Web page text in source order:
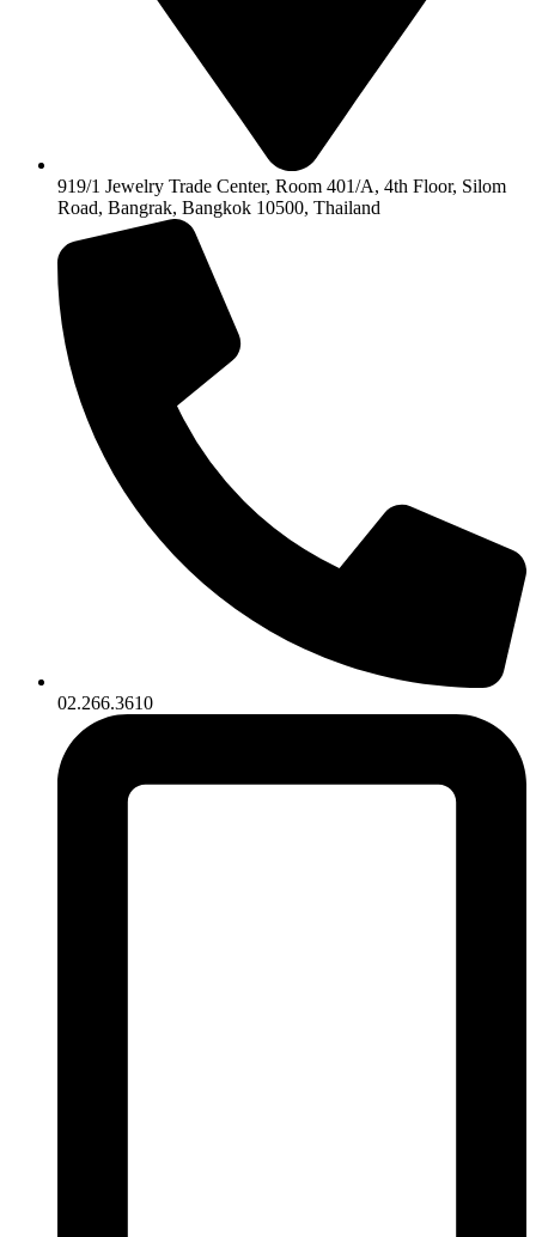
919/1 Jewelry Trade Center, Room 401/A, 4th Floor, Silom
Road, Bangrak, Bangkok 10500, Thailand
02.266.3610